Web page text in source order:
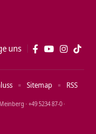
uns
· +49 5234 87‑0 ·
Sitemap RSS